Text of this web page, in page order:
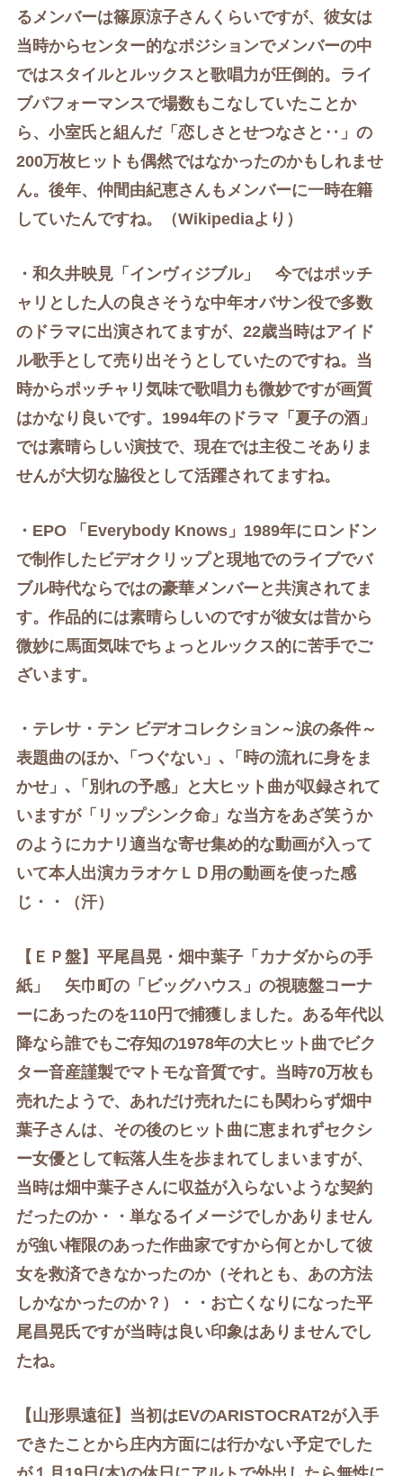
るメンバーは篠原涼子さんくらいですが、彼女は
当時からセンター的なポジションでメンバーの中
ではスタイルとルックスと歌唱力が圧倒的。ライ
ブパフォーマンスで場数もこなしていたことか
ら、小室氏と組んだ「恋しさとせつなさと‥」の
200万枚ヒットも偶然ではなかったのかもしれませ
ん。後年、仲間由紀恵さんもメンバーに一時在籍
していたんですね。
（Wikipediaより ）
・和久井映見「インヴィジブル」 今ではポッチ
ャリとした人の良さそうな中年オバサン役で多数
のドラマに出演されてますが、22歳当時はアイド
ル歌手として売り出そうとしていたのですね。当
時からポッチャリ気味で歌唱力も微妙ですが画質
はかなり良いです。1994年のドラマ「夏子の酒」
では素晴らしい演技で、現在では主役こそありま
せんが大切な脇役として活躍されてますね。
・EPO 「Everybody Knows」1989年にロンドン
で制作したビデオクリップと現地でのライブでバ
ブル時代ならではの豪華メンバーと共演されてま
す。作品的には素晴らしいのですが彼女は昔から
微妙に馬面気味でちょっとルックス的に苦手でご
ざいます。
・テレサ・テン ビデオコレクション～涙の条件～
表題曲のほか､ 「つぐない」､
「時の流れに身をま
かせ」､
「別れの予感」と大ヒット曲が収録されて
いますが「リップシンク命」な当方をあざ笑うか
のようにカナリ適当な寄せ集め的な動画が入って
いて本人出演カラオケＬＤ用の動画を使った感
じ・・（汗）
【 ＥＰ盤】平尾昌晃・畑中葉子「カナダからの手
紙」 矢巾町の「ビッグハウス」の視聴盤コーナ
ーにあったのを110円で捕獲しました。ある年代以
降なら誰でもご存知の1978年の大ヒット曲でビク
ター音産謹製でマトモな音質です。当時70万枚も
売れたようで、あれだけ売れたにも関わらず畑中
葉子さんは、その後のヒット曲に恵まれずセクシ
ー女優として転落人生を歩まれてしまいますが、
当時は畑中葉子さんに収益が入らないような契約
だったのか・・単なるイメージでしかありません
が強い権限のあった作曲家ですから何とかして彼
女を救済できなかったのか（それとも、あの方法
しかなかったのか？）・・お亡くなりになった平
尾昌晃氏ですが当時は良い印象はありませんでし
たね。
【山形県遠征】当初はEVのARISTOCRAT2が入手
できたことから庄内方面には行かない予定でした